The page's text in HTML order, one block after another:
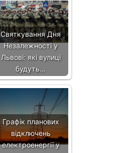
Святкування Дня
Незалежності у
Львові: які вулиці
будуть…
Графік планових
відключень
електроенергії у